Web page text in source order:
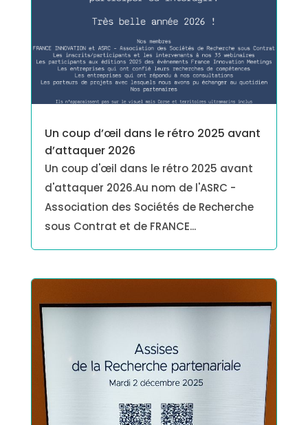
Un coup d’œil dans le rétro 2025 avant
d’attaquer 2026
Un coup d'œil dans le rétro 2025 avant
d'attaquer 2026.Au nom de l'ASRC -
Association des Sociétés de Recherche
sous Contrat et de FRANCE...